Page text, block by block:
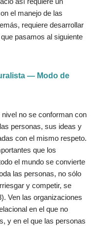
el manejo de las
requiere desarrollar
pasamos al siguiente
— Modo de
no se conforman con
personas, sus ideas y
con el mismo respeto.
que los
el mundo se convierte
las personas, no sólo
y competir, se
Ven las organizaciones
en el que no
y en el que las personas